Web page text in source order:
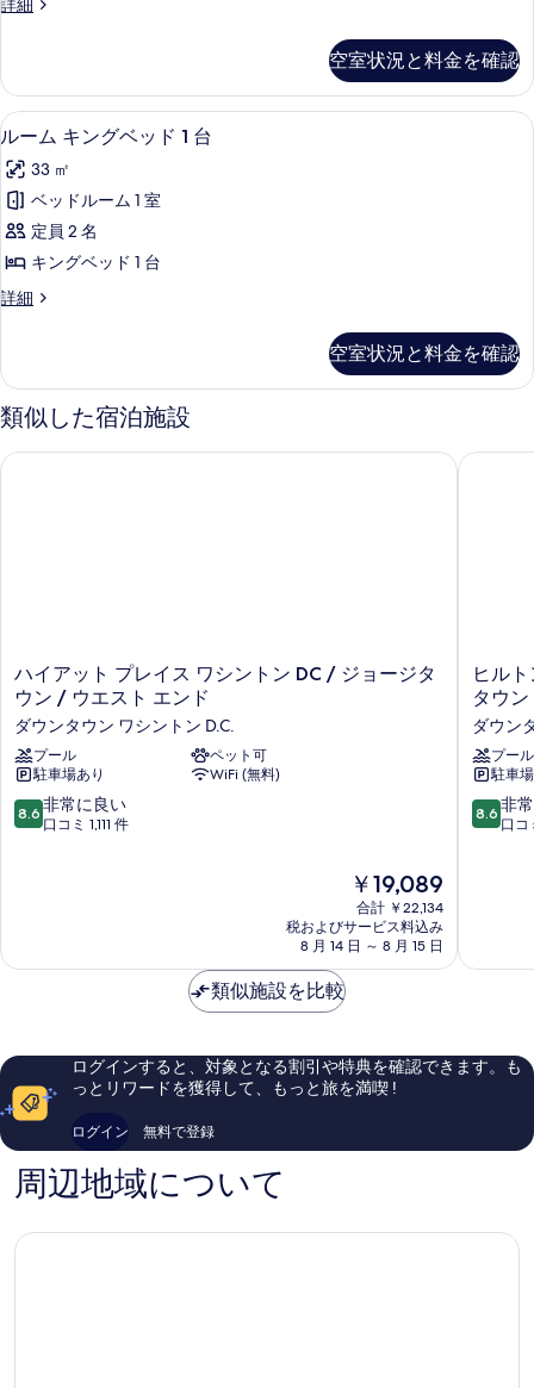
の
写
真
を
表
示
す
る
Shower)
1
台
(Mobility
Accessible,
Transfer
Shower)
の
す
べ
の
写
を
ン
グ
ベ
ド
(Mobility
Accessible,
Shower)
空室状況と料金を確認
ル
ー
ム
キ
ン
グ
ベ
ド
1
台
の
を
表
示
す
る
1 室のベッドルーム、高級寝具、羽
9
ルーム キングベッド 1 台
33 ㎡
ベッドルーム 1 室
定員 2 名
キングベッド 1 台
詳細
ル
ン
グ
ベ
ド
空室状況と料金を確認
類似した宿泊施設
ハ
イ
ア
ッ
ト
プ
レ
イ
DC
ー
タ
ウ
/
ウ
ス
ト
ハイアット プレイス ワシントン DC / ジョージタ
ウン / ウエスト エンド
ダウンタウン ワシントン D.C.
プール
ペット可
駐車場あり
WiFi (無料)
10
段
良
ミ
1,111
件
件
の
口
コ
8.6 非常に良い
口コミ 1,111 件
現
在
の
料
金
￥19,089
合計 ￥22,134
税およびサービス料込み
8 月 14 日 ～ 8 月 15 日
ハイアット プレイス ワシントン DC / ジョージタウン / ウエ
ヒ
ル
ト
ン
ガ
ー
デ
ン
ン
ョ
ー
ア
ヒル
タウ
ダウン
プール
駐車
10
段
良
ミ
1,007
の
8.6 非
口コ
ヒルト
類似施設を比較
ログインすると、対象となる割引や特典を確認できます。も
っとリワードを獲得して、もっと旅を満喫 !
ログイン 無料で登録
周辺地域について